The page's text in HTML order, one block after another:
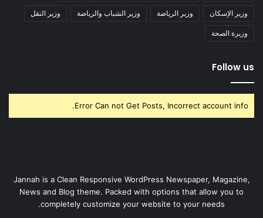
وزير الإسكان وزير الرياضة وزير الشباب والرياضة وزير النقل
وزيرة الصحة
Follow us
Error Can not Get Posts, Incorrect account info.
Jannah is a Clean Responsive WordPress Newspaper, Magazine,
News and Blog theme. Packed with options that allow you to
completely customize your website to your needs.